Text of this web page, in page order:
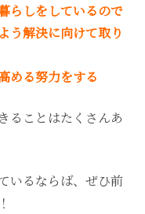
らしをしているので
う解決に向けて取り
める努力をする
ることはたくさんあ
いるならば、ぜひ前